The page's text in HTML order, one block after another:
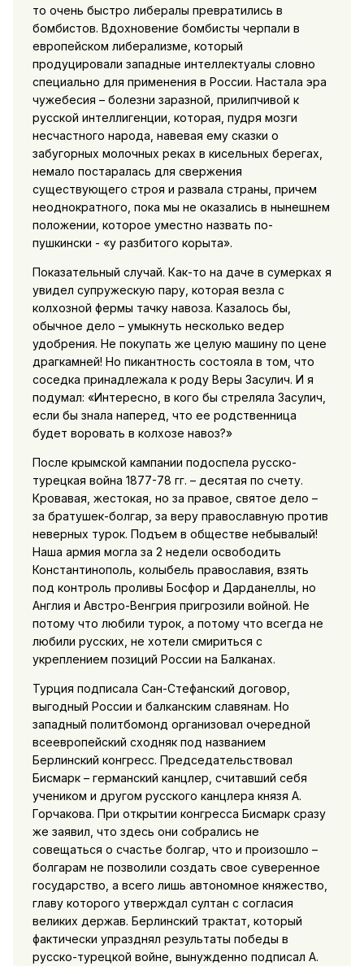
то очень быстро либералы превратились в
бомбистов. Вдохновение бомбисты черпали в
европейском либерализме, который
продуцировали западные интеллектуалы словно
специально для применения в России. Настала эра
чужебесия – болезни заразной, прилипчивой к
русской интеллигенции, которая, пудря мозги
несчастного народа, навевая ему сказки о
забугорных молочных реках в кисельных берегах,
немало постаралась для свержения
существующего строя и развала страны, причем
неоднократного, пока мы не оказались в нынешнем
положении, которое уместно назвать по-
пушкински - «у разбитого корыта».
Показательный случай. Как-то на даче в сумерках я
увидел супружескую пару, которая везла с
колхозной фермы тачку навоза. Казалось бы,
обычное дело – умыкнуть несколько ведер
удобрения. Не покупать же целую машину по цене
драгкамней! Но пикантность состояла в том, что
соседка принадлежала к роду Веры Засулич. И я
подумал: «Интересно, в кого бы стреляла Засулич,
если бы знала наперед, что ее родственница
будет воровать в колхозе навоз?»
После крымской кампании подоспела русско-
турецкая война 1877-78 гг. – десятая по счету.
Кровавая, жестокая, но за правое, святое дело –
за братушек-болгар, за веру православную против
неверных турок. Подъем в обществе небывалый!
Наша армия могла за 2 недели освободить
Константинополь, колыбель православия, взять
под контроль проливы Босфор и Дарданеллы, но
Англия и Австро-Венгрия пригрозили войной. Не
потому что любили турок, а потому что всегда не
любили русских, не хотели смириться с
укреплением позиций России на Балканах.
Турция подписала Сан-Стефанский договор,
выгодный России и балканским славянам. Но
западный политбомонд организовал очередной
всеевропейский сходняк под названием
Берлинский конгресс. Председательствовал
Бисмарк – германский канцлер, считавший себя
учеником и другом русского канцлера князя А.
Горчакова. При открытии конгресса Бисмарк сразу
же заявил, что здесь они собрались не
совещаться о счастье болгар, что и произошло –
болгарам не позволили создать свое суверенное
государство, а всего лишь автономное княжество,
главу которого утверждал султан с согласия
великих держав. Берлинский трактат, который
фактически упразднял результаты победы в
русско-турецкой войне, вынужденно подписал А.